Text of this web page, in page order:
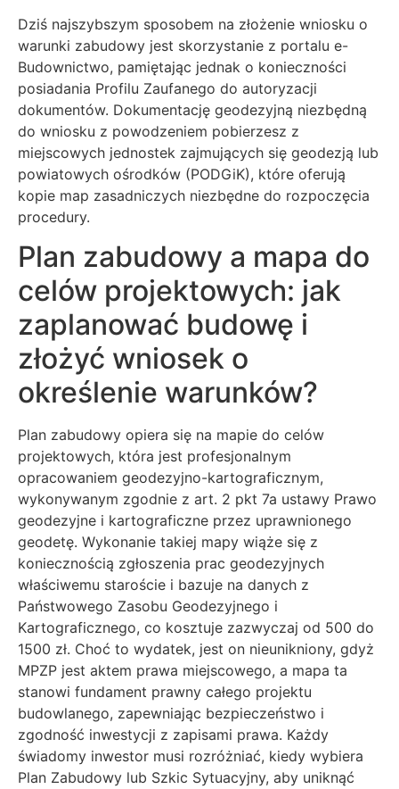
Dziś najszybszym sposobem na złożenie wniosku o
warunki zabudowy jest skorzystanie z portalu e-
Budownictwo, pamiętając jednak o konieczności
posiadania Profilu Zaufanego do autoryzacji
dokumentów. Dokumentację geodezyjną niezbędną
do wniosku z powodzeniem pobierzesz z
miejscowych jednostek zajmujących się geodezją lub
powiatowych ośrodków (PODGiK), które oferują
kopie map zasadniczych niezbędne do rozpoczęcia
procedury.
Plan zabudowy a mapa do
celów projektowych: jak
zaplanować budowę i
złożyć wniosek o
określenie warunków?
Plan zabudowy opiera się na mapie do celów
projektowych, która jest profesjonalnym
opracowaniem geodezyjno-kartograficznym,
wykonywanym zgodnie z art. 2 pkt 7a ustawy Prawo
geodezyjne i kartograficzne przez uprawnionego
geodetę. Wykonanie takiej mapy wiąże się z
koniecznością zgłoszenia prac geodezyjnych
właściwemu staroście i bazuje na danych z
Państwowego Zasobu Geodezyjnego i
Kartograficznego, co kosztuje zazwyczaj od 500 do
1500 zł. Choć to wydatek, jest on nieunikniony, gdyż
MPZP jest aktem prawa miejscowego, a mapa ta
stanowi fundament prawny całego projektu
budowlanego, zapewniając bezpieczeństwo i
zgodność inwestycji z zapisami prawa. Każdy
świadomy inwestor musi rozróżniać, kiedy wybiera
Plan Zabudowy lub Szkic Sytuacyjny, aby uniknąć